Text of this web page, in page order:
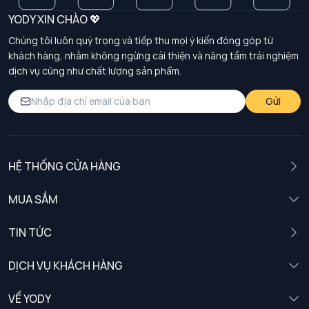
đi sự thanh lịch, trẻ trung của mình.
YODY XIN CHÀO 💖
Chúng tôi luôn quý trọng và tiếp thu mọi ý kiến đóng góp từ
khách hàng, nhằm không ngừng cải thiện và nâng tầm trải nghiệm
dịch vụ cũng như chất lượng sản phẩm.
Gửi
HỆ THỐNG CỬA HÀNG
MUA SẮM
TIN TỨC
DỊCH VỤ KHÁCH HÀNG
Chính sách khách hàng thân thiết
VỀ YODY